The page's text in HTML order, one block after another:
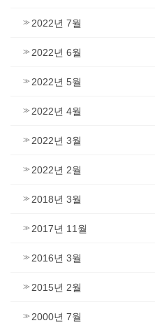
2022년 7월
2022년 6월
2022년 5월
2022년 4월
2022년 3월
2022년 2월
2018년 3월
2017년 11월
2016년 3월
2015년 2월
2000년 7월